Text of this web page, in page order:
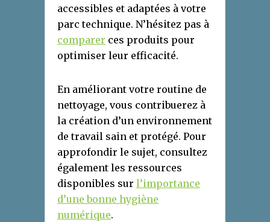
accessibles et adaptées à votre
parc technique. N’hésitez pas à
comparer ces produits pour
optimiser leur efficacité.
En améliorant votre routine de
nettoyage, vous contribuerez à
la création d’un environnement
de travail sain et protégé. Pour
approfondir le sujet, consultez
également les ressources
disponibles sur l’importance
d’une bonne hygiène
numérique.